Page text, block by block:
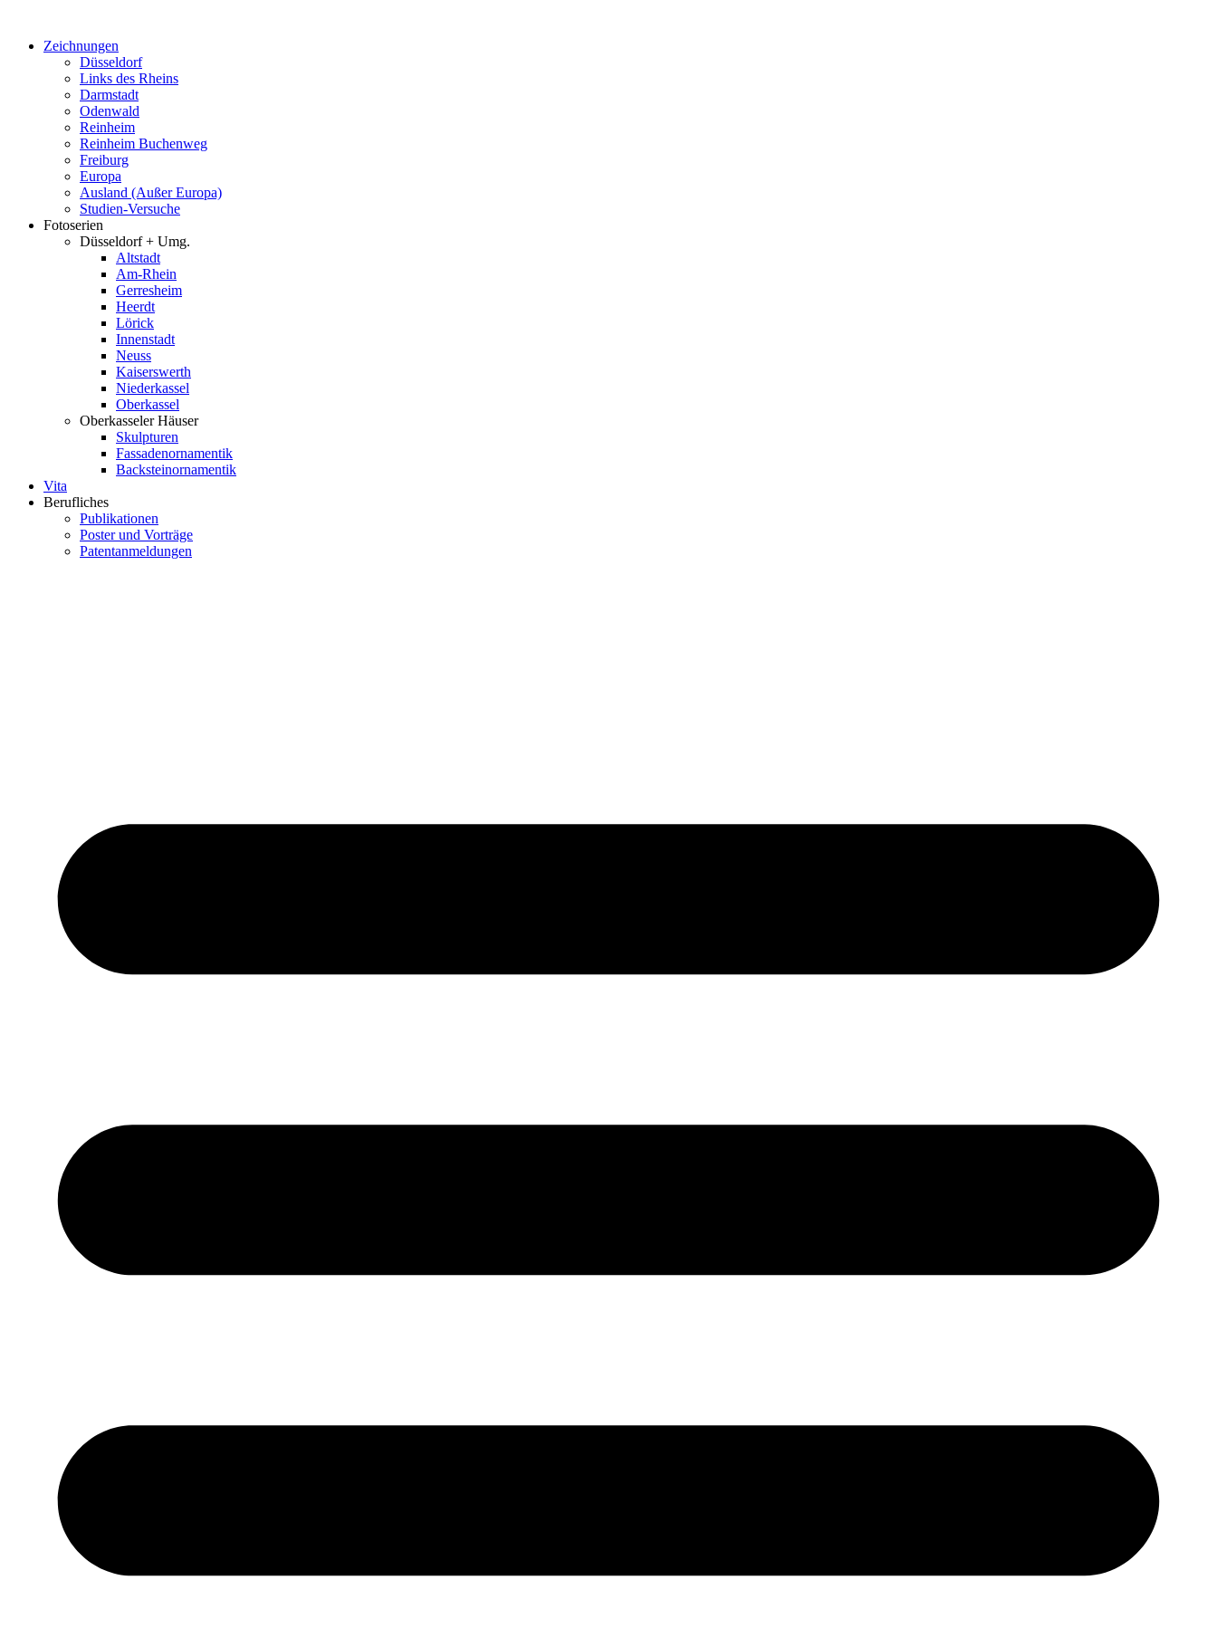
springenZeichnungen
Düsseldorf
Links des Rheins
Darmstadt
Odenwald
Reinheim
Reinheim Buchenweg
Freiburg
Europa
Ausland (Außer Europa)
Studien-Versuche
Fotoserien
Düsseldorf + Umg.
Altstadt
Am-Rhein
Gerresheim
Heerdt
Lörick
Innenstadt
Neuss
Kaiserswerth
Niederkassel
Oberkassel
Oberkasseler Häuser
Skulpturen
Fassadenornamentik
Backsteinornamentik
Vita
Berufliches
Publikationen
Poster und Vorträge
Patentanmeldungen